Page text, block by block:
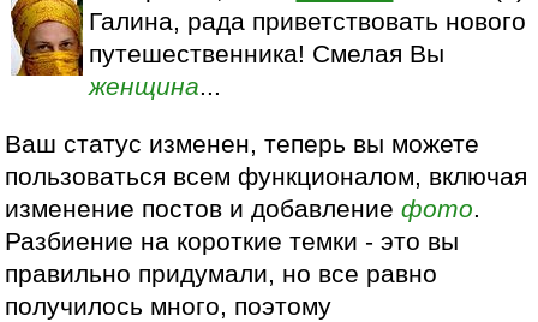
Галина, рада приветствовать нового
путешественника! Смелая Вы
женщина...
Ваш статус изменен, теперь вы можете
пользоваться всем функционалом, включая
изменение постов и добавлениефото.
Разбиение на короткие темки - это вы
правильно придумали, но все равно
получилось много, поэтому